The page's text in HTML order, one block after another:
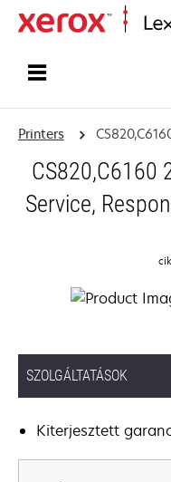
Printers
CS820,C6160
Service,
SZOLGÁLTATÁSOK
Kiterjesztett